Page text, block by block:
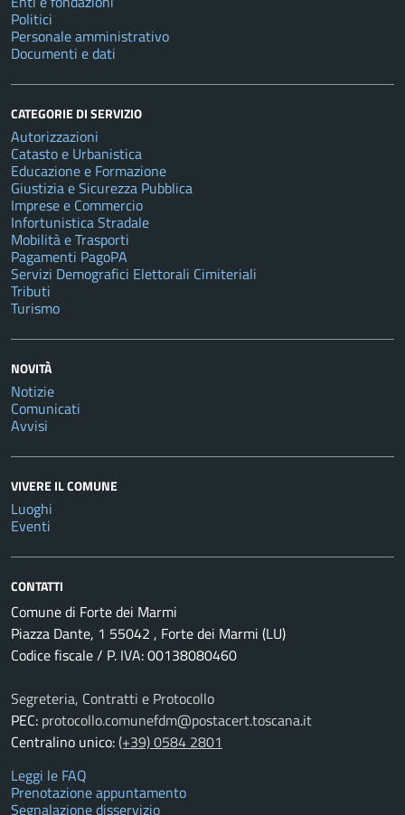
Politici
Personale amministrativo
Documenti e dati
CATEGORIE DI SERVIZIO
Autorizzazioni
Catasto e Urbanistica
Educazione e Formazione
Giustizia e Sicurezza Pubblica
Imprese e Commercio
Infortunistica Stradale
Mobilità e Trasporti
Pagamenti PagoPA
Servizi Demografici Elettorali Cimiteriali
Tributi
Turismo
NOVITÀ
Notizie
Comunicati
Avvisi
VIVERE IL COMUNE
Luoghi
Eventi
CONTATTI
Comune di Forte dei Marmi
Piazza Dante, 1 55042 , Forte dei Marmi (LU)
Codice fiscale / P. IVA: 00138080460
Segreteria, Contratti e Protocollo
PEC: protocollo.comunefdm@postacert.toscana.it
Centralino unico:(+39) 0584 2801
Leggi le FAQ
Prenotazione appuntamento
Segnalazione disservizio